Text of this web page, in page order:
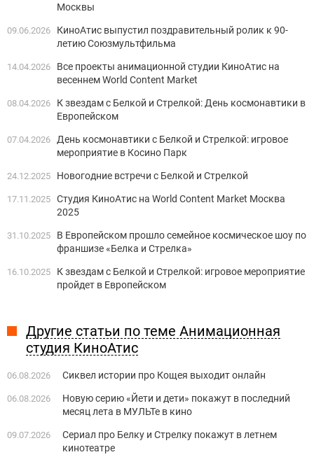
Москвы
09.06.2026
КиноАтис выпустил поздравительный ролик к 90-
летию Союзмультфильма
14.04.2026
Все проекты анимационной студии КиноАтис на
весеннем World Content Market
08.04.2026
К звездам с Белкой и Стрелкой: День космонавтики в
Европейском
07.04.2026
День космонавтики с Белкой и Стрелкой: игровое
мероприятие в Косино Парк
24.12.2025 Новогодние встречи с Белкой и Стрелкой
17.11.2025 Студия КиноАтис на World Content Market Москва
2025
31.10.2025
В Европейском прошло семейное космическое шоу по
франшизе «Белка и Стрелка»
16.10.2025
К звездам с Белкой и Стрелкой: игровое мероприятие
пройдет в Европейском
Другие статьи по теме Анимационная
студия КиноАтис
06.08.2026 Сиквел истории про Кощея выходит онлайн
06.08.2026
Новую серию «Йети и дети» покажут в последний
месяц лета в МУЛЬТе в кино
09.07.2026
Сериал про Белку и Стрелку покажут в летнем
кинотеатре